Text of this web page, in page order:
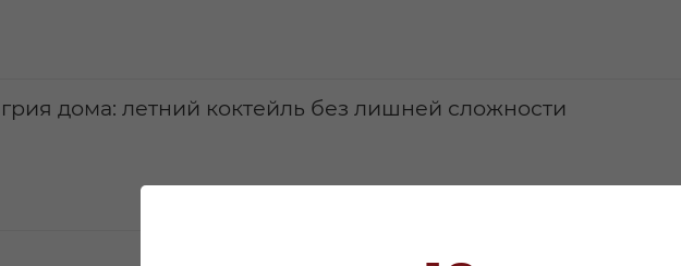
дома: летний коктейль без лишней сложности